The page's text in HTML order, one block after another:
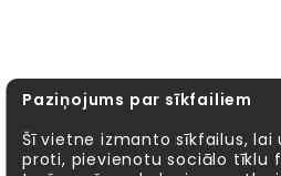
Paziņojums par sīkfailiem
Šī vietne izmanto sīkfailus,
proti, pievienotu sociālo tīklu